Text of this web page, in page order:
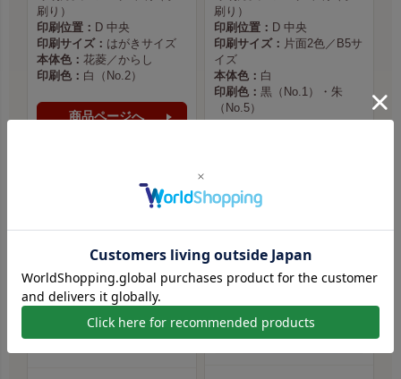
刷り）
印刷位置： D 中央
印刷サイズ： はがきサイズ
本体色： 花菱／からし
印刷色： 白（No.2）
商品ページへ
刷り）
印刷位置： D 中央
印刷サイズ： 片面2色／B5サ
イズ
本体色： 白
印刷色： 黒（No.1）・朱
（No.5）